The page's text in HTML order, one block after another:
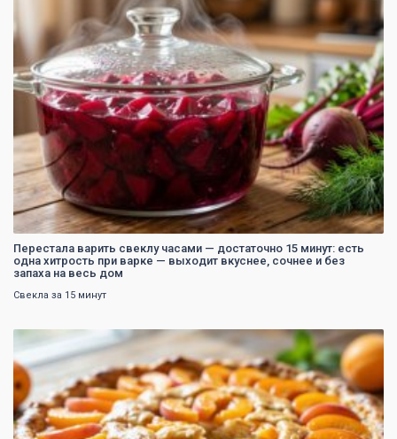
Перестала варить свеклу часами — достаточно 15 минут: есть
одна хитрость при варке — выходит вкуснее, сочнее и без
запаха на весь дом
Свекла за 15 минут
0